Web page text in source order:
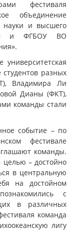
фестиваля
объединение
и высшего
и ФГБОУ ВО
разных
Владимира Ли
Дианы (ФКТ),
команды стали
событие – по
фестивале
команды.
целью – достойно
в центральную
на достойном
с
в различных
команда
лигу